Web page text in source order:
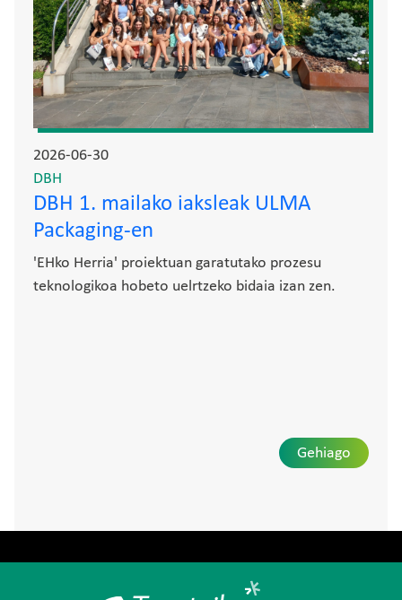
2026-06-30
DBH
DBH 1. mailako iaksleak ULMA
Packaging-en
'EHko Herria' proiektuan garatutako prozesu
teknologikoa hobeto uelrtzeko bidaia izan zen.
Gehiago